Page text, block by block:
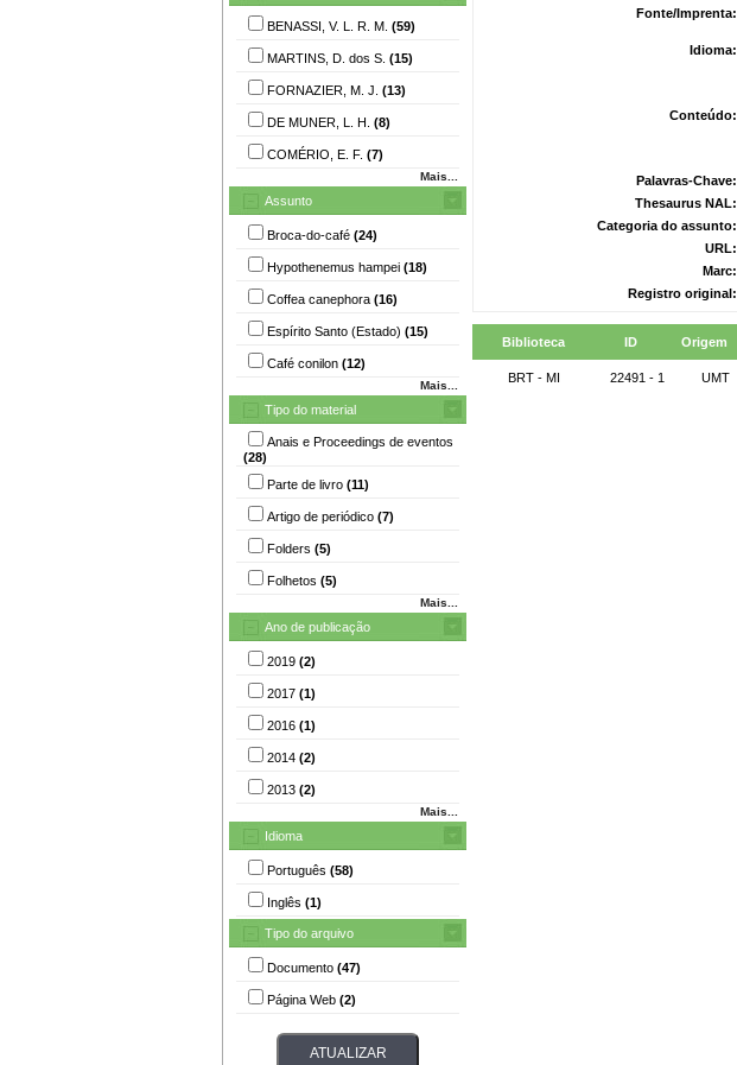
BENASSI, V. L. R. M. (59)
MARTINS, D. dos S. (15)
FORNAZIER, M. J. (13)
DE MUNER, L. H. (8)
COMÉRIO, E. F. (7)
Mais...
Assunto
Broca-do-café (24)
Hypothenemus hampei (18)
Coffea canephora (16)
Espírito Santo (Estado) (15)
Café conilon (12)
Mais...
Tipo do material
Anais e Proceedings de eventos
(28)
Parte de livro (11)
Artigo de periódico (7)
Folders (5)
Folhetos (5)
Mais...
Ano de publicação
2019 (2)
2017 (1)
2016 (1)
2014 (2)
2013 (2)
Mais...
Idioma
Português (58)
Inglês (1)
Tipo do arquivo
Documento (47)
Página Web (2)
Fonte/Imprenta:
Idioma:
Conteúdo:
Palavras-Chave:
Thesaurus NAL:
Categoria do assunto:
URL:
Marc:
Registro original:
Biblioteca ID Origem
BRT - MI 22491 - 1 UMT